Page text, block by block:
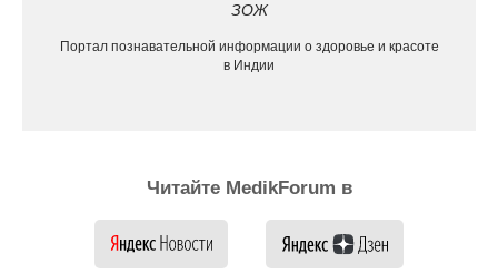
ЗОЖ
Портал познавательной информации о здоровье и красоте
в Индии
Читайте MedikForum в